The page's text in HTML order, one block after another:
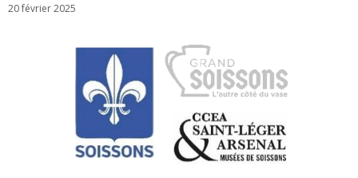
20 février 2025